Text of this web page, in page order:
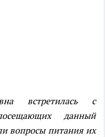
встретилась с
данный
вопросы питания их